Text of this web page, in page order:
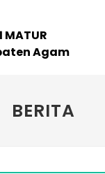
MATUR
Agam
BERITA